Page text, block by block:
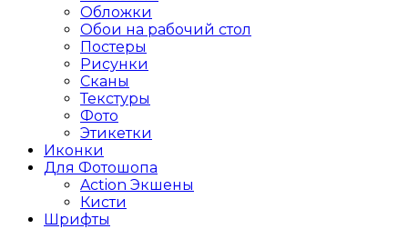
Обложки
Обои на рабочий стол
Постеры
Рисунки
Сканы
Текстуры
Фото
Этикетки
Иконки
Для Фотошопа
Action Экшены
Кисти
Шрифты